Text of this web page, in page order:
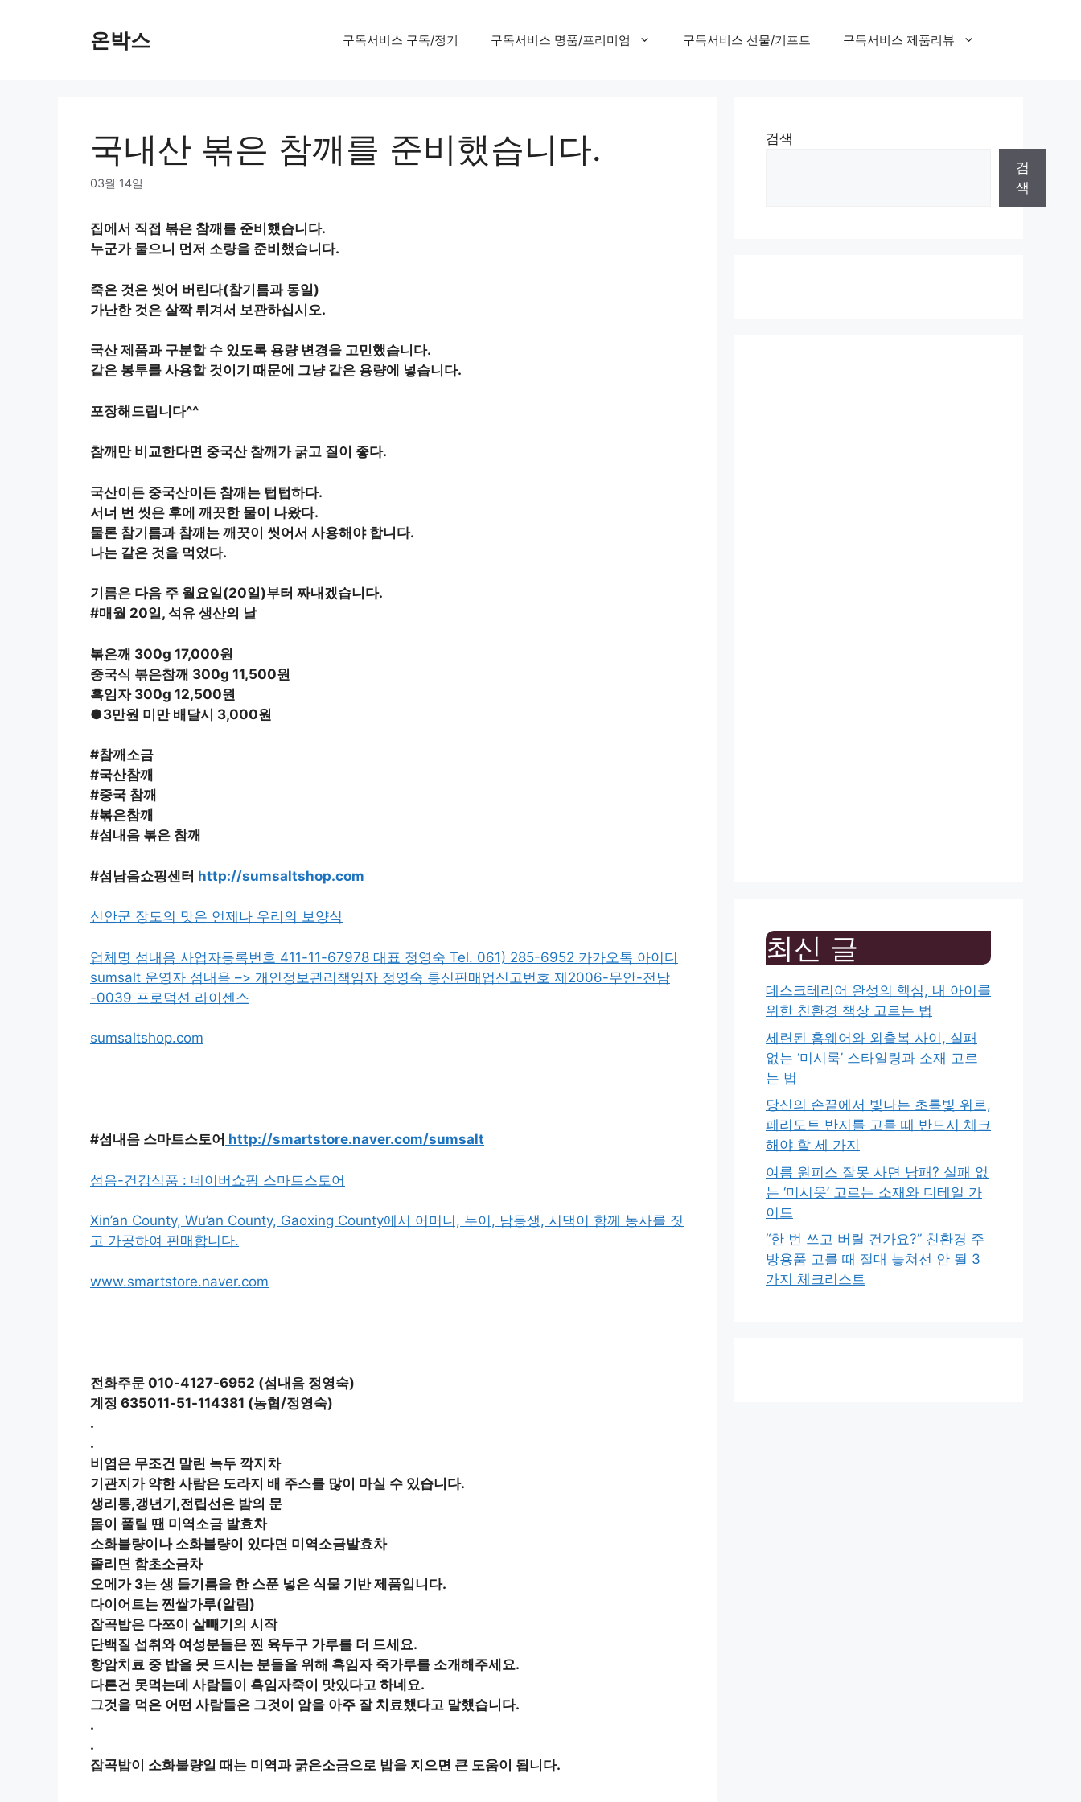
온박스 구독서비스 구독/정기 구독서비스 명품/프리미엄 구독서비스 선물/기프트 구독서비스 제품리뷰
국내산 볶은 참깨를 준비했습니다.
03월 14일
집에서 직접 볶은 참깨를 준비했습니다.
누군가 물으니 먼저 소량을 준비했습니다.
죽은 것은 씻어 버린다(참기름과 동일)
가난한 것은 살짝 튀겨서 보관하십시오.
국산 제품과 구분할 수 있도록 용량 변경을 고민했습니다.
같은 봉투를 사용할 것이기 때문에 그냥 같은 용량에 넣습니다.
포장해드립니다^^
참깨만 비교한다면 중국산 참깨가 굵고 질이 좋다.
국산이든 중국산이든 참깨는 텁텁하다.
서너 번 씻은 후에 깨끗한 물이 나왔다.
물론 참기름과 참깨는 깨끗이 씻어서 사용해야 합니다.
나는 같은 것을 먹었다.
기름은 다음 주 월요일(20일)부터 짜내겠습니다.
#매월 20일, 석유 생산의 날
볶은깨 300g 17,000원
중국식 볶은참깨 300g 11,500원
흑임자 300g 12,500원
●3만원 미만 배달시 3,000원
#참깨소금
#국산참깨
#중국 참깨
#볶은참깨
#섬내음 볶은 참깨
#섬남음쇼핑센터 http://sumsaltshop.com
신안군 장도의 맛은 언제나 우리의 보양식
업체명 섬내음 사업자등록번호 411-11-67978 대표 정영숙 Tel. 061) 285-6952 카카오톡 아이디
sumsalt 운영자 섬내음 –> 개인정보관리책임자 정영숙 통신판매업신고번호 제2006-무안-전남
-0039 프로덕션 라이센스
sumsaltshop.com
#섬내음 스마트스토어 http://smartstore.naver.com/sumsalt
섬음-건강식품 : 네이버쇼핑 스마트스토어
Xin’an County, Wu’an County, Gaoxing County에서 어머니, 누이, 남동생, 시댁이 함께 농사를 짓
고 가공하여 판매합니다.
www.smartstore.naver.com
전화주문 010-4127-6952 (섬내음 정영숙)
계정 635011-51-114381 (농협/정영숙)
.
.
비염은 무조건 말린 녹두 깍지차
기관지가 약한 사람은 도라지 배 주스를 많이 마실 수 있습니다.
생리통,갱년기,전립선은 밤의 문
몸이 풀릴 땐 미역소금 발효차
소화불량이나 소화불량이 있다면 미역소금발효차
졸리면 함초소금차
오메가 3는 생 들기름을 한 스푼 넣은 식물 기반 제품입니다.
다이어트는 찐쌀가루(알림)
잡곡밥은 다쯔이 살빼기의 시작
단백질 섭취와 여성분들은 찐 육두구 가루를 더 드세요.
항암치료 중 밥을 못 드시는 분들을 위해 흑임자 죽가루를 소개해주세요.
다른건 못먹는데 사람들이 흑임자죽이 맛있다고 하네요.
그것을 먹은 어떤 사람들은 그것이 암을 아주 잘 치료했다고 말했습니다.
.
.
잡곡밥이 소화불량일 때는 미역과 굵은소금으로 밥을 지으면 큰 도움이 됩니다.
검색
검
색
최신 글
데스크테리어 완성의 핵심, 내 아이를
위한 친환경 책상 고르는 법
세련된 홈웨어와 외출복 사이, 실패
없는 ‘미시룩’ 스타일링과 소재 고르
는 법
당신의 손끝에서 빛나는 초록빛 위로,
페리도트 반지를 고를 때 반드시 체크
해야 할 세 가지
여름 원피스 잘못 사면 낭패? 실패 없
는 ‘미시옷’ 고르는 소재와 디테일 가
이드
“한 번 쓰고 버릴 건가요?” 친환경 주
방용품 고를 때 절대 놓쳐선 안 될 3
가지 체크리스트